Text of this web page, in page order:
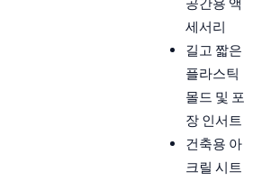
공간용 액
세서리
길고 짧은
플라스틱
몰드 및 포
장 인서트
건축용 아
크릴 시트